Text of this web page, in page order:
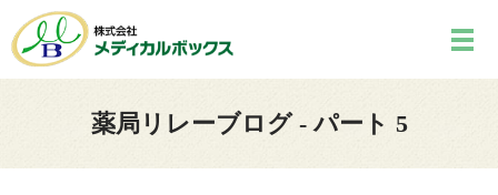
薬局リレーブログ - パート 5